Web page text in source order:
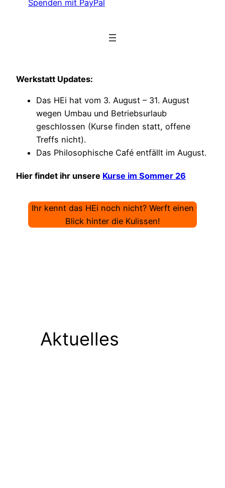
Spenden mit PayPal
Werkstatt Updates:
Das HEi hat vom 3. August – 31. August
wegen Umbau und Betriebsurlaub
geschlossen (Kurse finden statt, offene
Treffs nicht).
Das Philosophische Café entfällt im August.
Hier findet ihr unsere Kurse im Sommer 26
Ihr kennt das HEi noch nicht? Werft einen
Blick hinter die Kulissen!
Aktuelles